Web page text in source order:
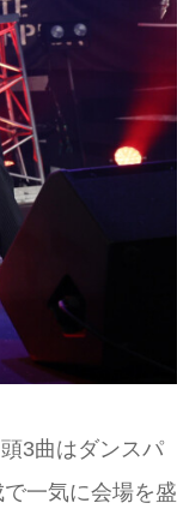
3曲はダンスパ
一気に会場を盛